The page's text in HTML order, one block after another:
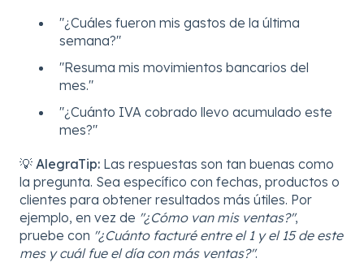
"¿Cuáles fueron mis gastos de la última
semana?"
"Resuma mis movimientos bancarios del
mes."
"¿Cuánto IVA cobrado llevo acumulado este
mes?"
💡 AlegraTip: Las respuestas son tan buenas como
la pregunta. Sea específico con fechas, productos o
clientes para obtener resultados más útiles. Por
ejemplo, en vez de "¿Cómo van mis ventas?",
pruebe con "¿Cuánto facturé entre el 1 y el 15 de este
mes y cuál fue el día con más ventas?".